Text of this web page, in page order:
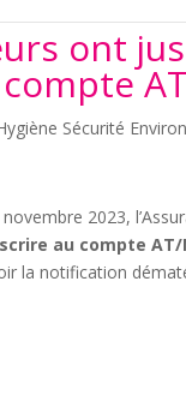
ont
Sécurité
2023,
au compte AT/
la notification